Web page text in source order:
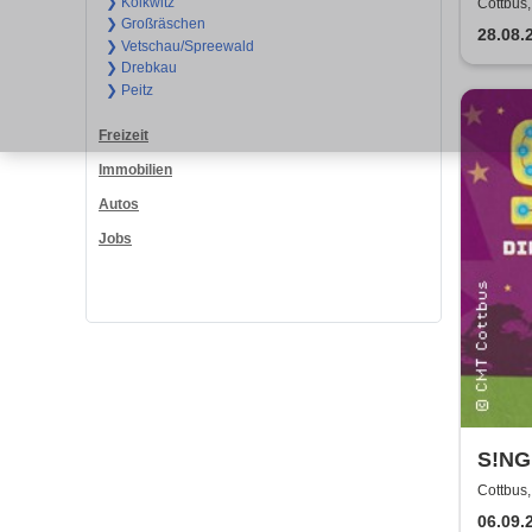
❯ Großräschen
❯ Vetschau/Spreewald
❯ Drebkau
❯ Peitz
Freizeit
Immobilien
Autos
Jobs